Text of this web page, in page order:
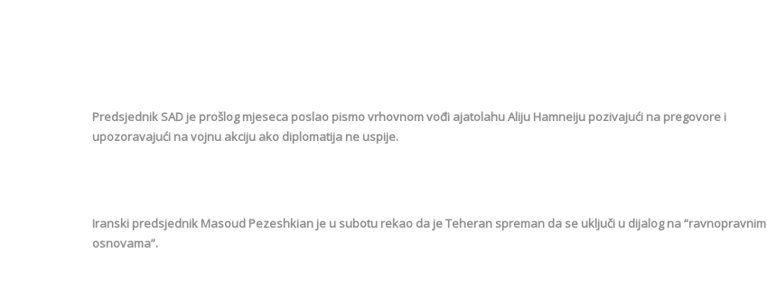
Predsjednik SAD je prošlog mjeseca poslao pismo vrhovnom vođi ajatolahu Aliju Hamneiju pozivajući na pregovore i
upozoravajući na vojnu akciju ako diplomatija ne uspije.
Iranski predsjednik Masoud Pezeshkian je u subotu rekao da je Teheran spreman da se uključi u dijalog na “ravnopravnim
osnovama”.